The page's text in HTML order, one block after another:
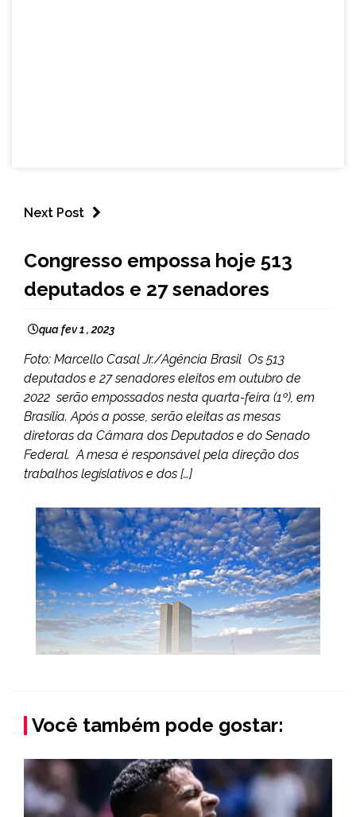
Next Post
NOTÍCIAS
Congresso empossa hoje 513
deputados e 27 senadores
qua fev 1 , 2023
Foto: Marcello Casal Jr./Agência Brasil Os 513
deputados e 27 senadores eleitos em outubro de
2022 serão empossados nesta quarta-feira (1º), em
Brasília. Após a posse, serão eleitas as mesas
diretoras da Câmara dos Deputados e do Senado
Federal. A mesa é responsável pela direção dos
trabalhos legislativos e dos […]
Você também pode gostar: